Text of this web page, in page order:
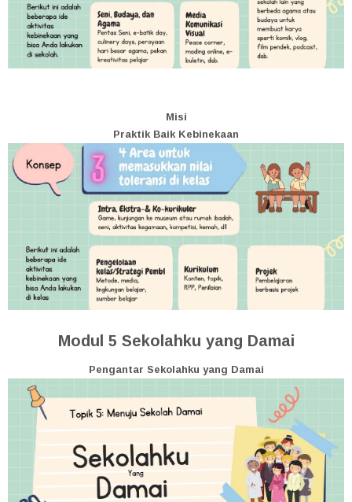
Misi
Praktik Baik Kebinekaan
Modul 5 Sekolahku yang Damai
Pengantar Sekolahku yang Damai